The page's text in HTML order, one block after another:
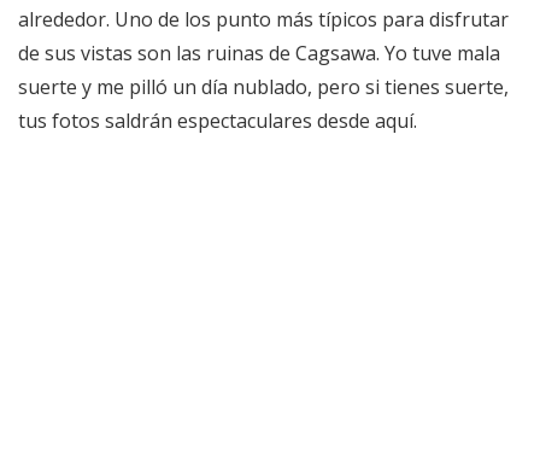
alrededor. Uno de los punto más típicos para disfrutar
de sus vistas son las ruinas de Cagsawa. Yo tuve mala
suerte y me pilló un día nublado, pero si tienes suerte,
tus fotos saldrán espectaculares desde aquí.